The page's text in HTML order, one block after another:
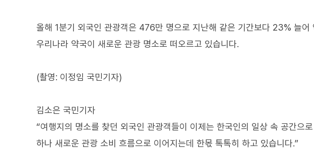
올해 1분기 외국인 관광객은 476만 명으로 지난해 같은 기간보다 23% 늘어
우리나라 약국이 새로운 관광 명소로 떠오르고 있습니다.
(촬영: 이정임 국민기자)
김소은 국민기자
“여행지의 명소를 찾던 외국인 관광객들이 이제는 한국인의 일상 속 공간으
하나 새로운 관광 소비 흐름으로 이어지는데 한몫 톡톡히 하고 있습니다.”